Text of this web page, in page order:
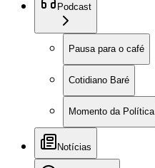
Podcast
Pausa para o café
Cotidiano Baré
Momento da Política
Notícias